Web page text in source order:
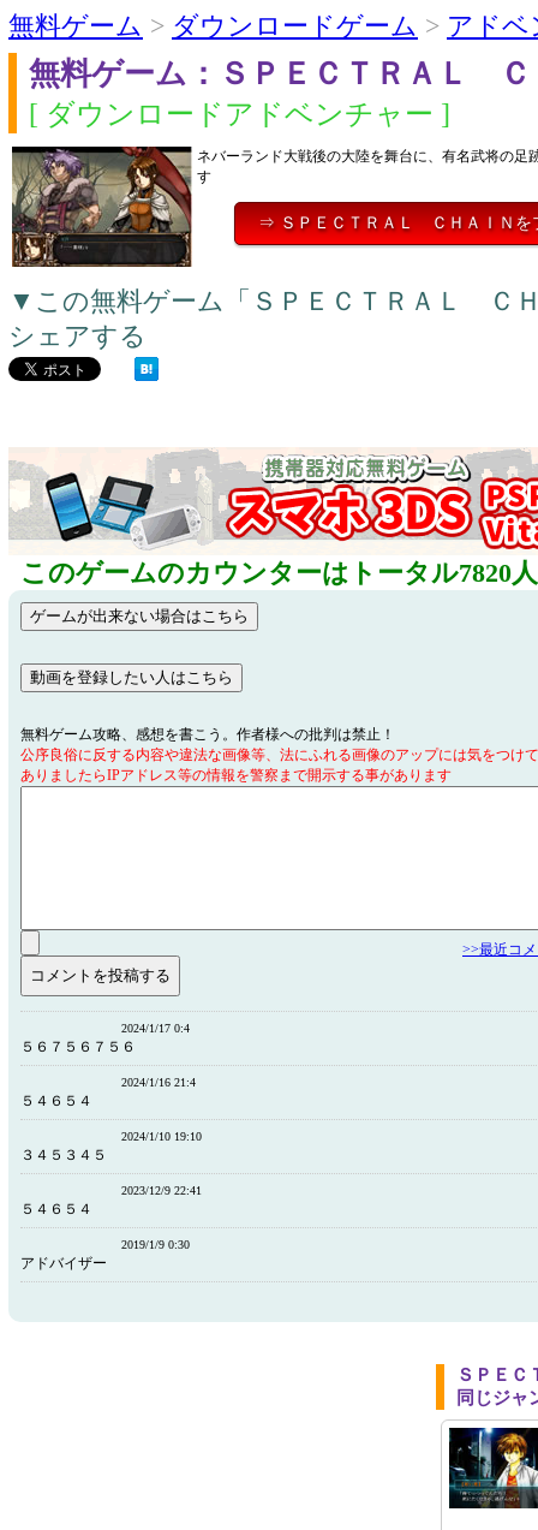
無料ゲーム > ダウンロードゲーム > アドベ
無料ゲーム：ＳＰＥＣＴＲＡＬ Ｃ
[ ダウンロードアドベンチャー ]
ネバーランド大戦後の大陸を舞台に、有名武将の足
す
⇒ ＳＰＥＣＴＲＡＬ ＣＨＡＩＮを
▼この無料ゲーム「ＳＰＥＣＴＲＡＬ Ｃ
シェアする
このゲームのカウンターはトータル7820
無料ゲーム攻略、感想を書こう。作者様への批判は禁止！
公序良俗に反する内容や違法な画像等、法にふれる画像のアップには気をつけ
ありましたらIPアドレス等の情報を警察まで開示する事があります
>>最近コ
2024/1/17 0:4
５６７５６７５６
2024/1/16 21:4
５４６５４
2024/1/10 19:10
３４５３４５
2023/12/9 22:41
５４６５４
2019/1/9 0:30
アドバイザー
ＳＰＥ
同じジャ